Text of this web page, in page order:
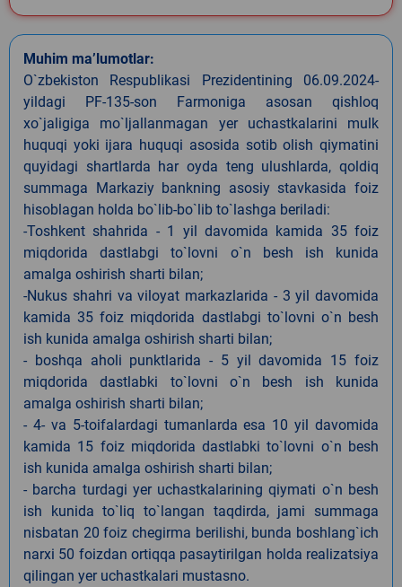
Muhim ma’lumotlar:
O`zbekiston Respublikasi Prezidentining 06.09.2024-
yildagi PF-135-son Farmoniga asosan qishloq
xo`jaligiga mo`ljallanmagan yer uchastkalarini mulk
huquqi yoki ijara huquqi asosida sotib olish qiymatini
quyidagi shartlarda har oyda teng ulushlarda, qoldiq
summaga Markaziy bankning asosiy stavkasida foiz
hisoblagan holda bo`lib-bo`lib to`lashga beriladi:
-Toshkent shahrida - 1 yil davomida kamida 35 foiz
miqdorida dastlabgi to`lovni o`n besh ish kunida
amalga oshirish sharti bilan;
-Nukus shahri va viloyat markazlarida - 3 yil davomida
kamida 35 foiz miqdorida dastlabgi to`lovni o`n besh
ish kunida amalga oshirish sharti bilan;
- boshqa aholi punktlarida - 5 yil davomida 15 foiz
miqdorida dastlabki to`lovni o`n besh ish kunida
amalga oshirish sharti bilan;
- 4- va 5-toifalardagi tumanlarda esa 10 yil davomida
kamida 15 foiz miqdorida dastlabki to`lovni o`n besh
ish kunida amalga oshirish sharti bilan;
- barcha turdagi yer uchastkalarining qiymati o`n besh
ish kunida to`liq to`langan taqdirda, jami summaga
nisbatan 20 foiz chegirma berilishi, bunda boshlang`ich
narxi 50 foizdan ortiqqa pasaytirilgan holda realizatsiya
qilingan yer uchastkalari mustasno.